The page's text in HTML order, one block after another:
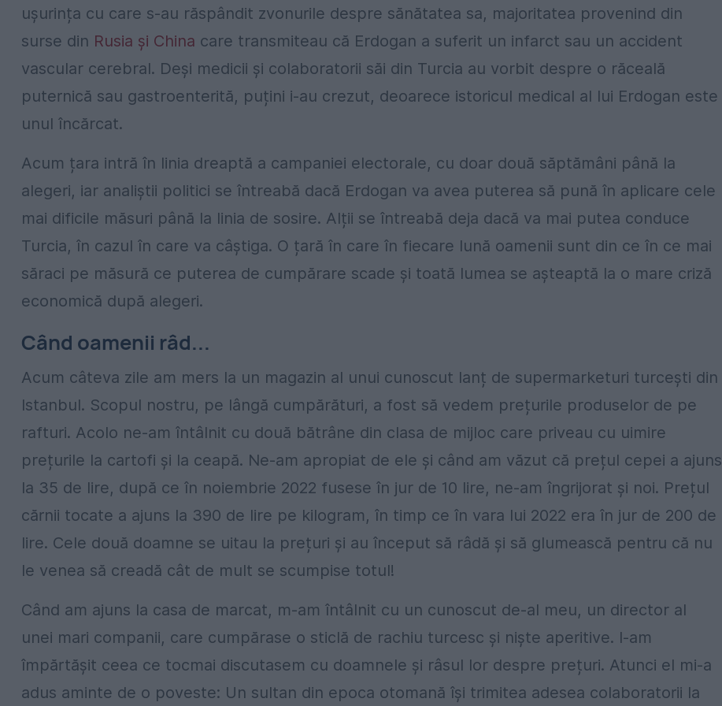
ușurința cu care s-au răspândit zvonurile despre sănătatea sa, majoritatea provenind din
surse din Rusia și China care transmiteau că Erdogan a suferit un infarct sau un accident
vascular cerebral. Deși medicii și colaboratorii săi din Turcia au vorbit despre o răceală
puternică sau gastroenterită, puțini i-au crezut, deoarece istoricul medical al lui Erdogan este
unul încărcat.
Acum țara intră în linia dreaptă a campaniei electorale, cu doar două săptămâni până la
alegeri, iar analiștii politici se întreabă dacă Erdogan va avea puterea să pună în aplicare cele
mai dificile măsuri până la linia de sosire. Alții se întreabă deja dacă va mai putea conduce
Turcia, în cazul în care va câștiga. O țară în care în fiecare lună oamenii sunt din ce în ce mai
săraci pe măsură ce puterea de cumpărare scade și toată lumea se așteaptă la o mare criză
economică după alegeri.
Când oamenii râd...
Acum câteva zile am mers la un magazin al unui cunoscut lanț de supermarketuri turcești din
Istanbul. Scopul nostru, pe lângă cumpărături, a fost să vedem prețurile produselor de pe
rafturi. Acolo ne-am întâlnit cu două bătrâne din clasa de mijloc care priveau cu uimire
prețurile la cartofi și la ceapă. Ne-am apropiat de ele și când am văzut că prețul cepei a ajuns
la 35 de lire, după ce în noiembrie 2022 fusese în jur de 10 lire, ne-am îngrijorat și noi. Prețul
cărnii tocate a ajuns la 390 de lire pe kilogram, în timp ce în vara lui 2022 era în jur de 200 de
lire. Cele două doamne se uitau la prețuri și au început să râdă și să glumească pentru că nu
le venea să creadă cât de mult se scumpise totul!
Când am ajuns la casa de marcat, m-am întâlnit cu un cunoscut de-al meu, un director al
unei mari companii, care cumpărase o sticlă de rachiu turcesc și niște aperitive. I-am
împărtășit ceea ce tocmai discutasem cu doamnele și râsul lor despre prețuri. Atunci el mi-a
adus aminte de o poveste: Un sultan din epoca otomană își trimitea adesea colaboratorii la